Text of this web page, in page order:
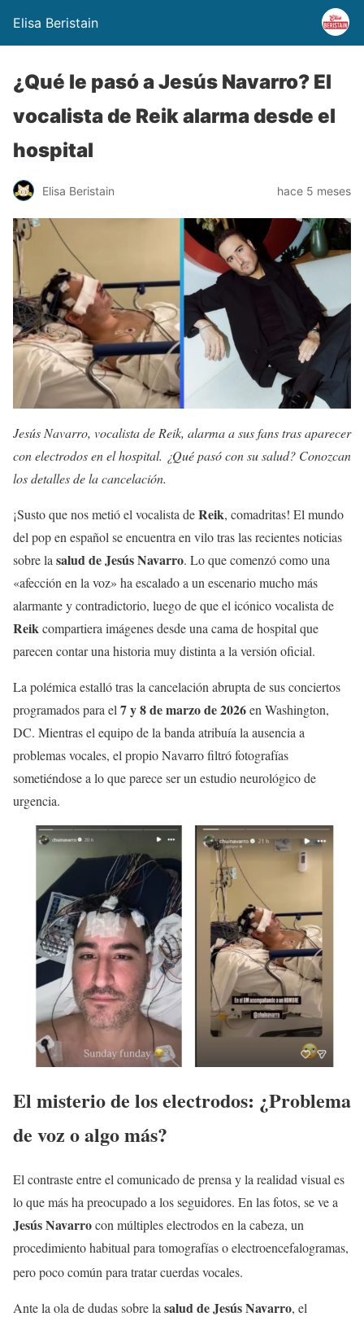
Elisa Beristain
¿Qué le pasó a Jesús Navarro? El
vocalista de Reik alarma desde el
hospital
Elisa Beristain hace 5 meses
Jesús Navarro, vocalista de Reik, alarma a sus fans tras aparecer
con electrodos en el hospital. ¿Qué pasó con su salud? Conozcan
los detalles de la cancelación.
¡Susto que nos metió el vocalista deReik, comadritas! El mundo
del pop en español se encuentra en vilo tras las recientes noticias
sobre la salud de Jesús Navarro. Lo que comenzó como una
«afección en la voz» ha escalado a un escenario mucho más
alarmante y contradictorio, luego de que el icónico vocalista de
Reikcompartiera imágenes desde una cama de hospital que
parecen contar una historia muy distinta a la versión oficial.
La polémica estalló tras la cancelación abrupta de sus conciertos
programados para el 7 y 8 de marzo de 2026en Washington,
DC. Mientras el equipo de la banda atribuía la ausencia a
problemas vocales, el propio Navarro filtró fotografías
sometiéndose a lo que parece ser un estudio neurológico de
urgencia.
El misterio de los electrodos: ¿Problema
de voz o algo más?
El contraste entre el comunicado de prensa y la realidad visual es
lo que más ha preocupado a los seguidores. En las fotos, se ve a
Jesús Navarrocon múltiples electrodos en la cabeza, un
procedimiento habitual para tomografías o electroencefalogramas,
pero poco común para tratar cuerdas vocales.
Ante la ola de dudas sobre la salud de Jesús Navarro, el